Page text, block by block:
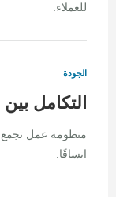
للعملاء.
الجودة
التكامل بين
منظومة عمل تجمع
اتساقًا.